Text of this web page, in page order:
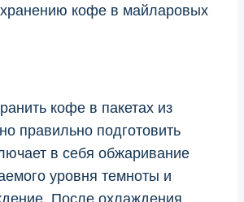
кофе в майларовых
кофе в пакетах из
правильно подготовить
в себя обжаривание
уровня темноты и
После охлаждения